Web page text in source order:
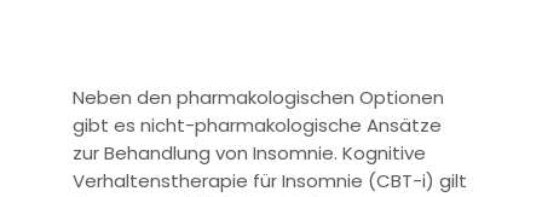
Neben den pharmakologischen Optionen
gibt es nicht-pharmakologische Ansätze
zur Behandlung von Insomnie. Kognitive
Verhaltenstherapie für Insomnie (CBT-i) gilt